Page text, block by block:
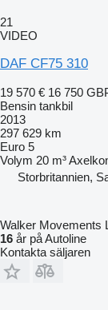
21
VIDEO
DAF CF75 310
19 570 € 16 750
Bensin tankbil
2013
297 629 km
Euro 5
Volym 20 m³
Storbritannien,
Walker Movements
16 år på Autoline
Kontakta säljaren